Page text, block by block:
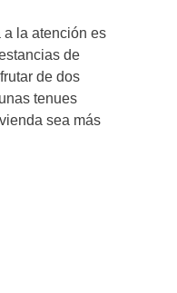
a la atención es
de
de dos
tenues
sea más